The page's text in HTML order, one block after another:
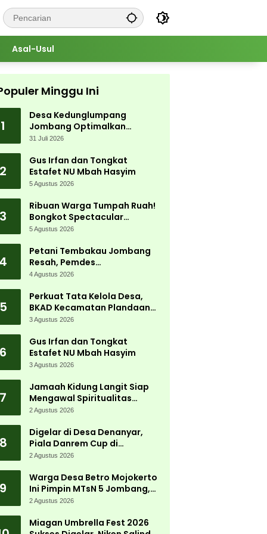
Asal-Usul
Minggu Ini
1
Desa Kedunglumpang
Jombang Optimalkan
Singkong Lokal, Warga Diajari
31 Juli 2026
2
Gus Irfan dan Tongkat
Estafet NU Mbah Hasyim
5 Agustus 2026
3
Ribuan Warga Tumpah Ruah!
Bongkot Spectacular
Carnival 2026 Jadi Pesta
Peterongan
5 Agustus 2026
4
Petani Tembakau Jombang
Resah, Pemdes
Tanjungwadung dan Disperta
4 Agustus 2026
5
Perkuat Tata Kelola Desa,
BKAD Kecamatan Plandaan
Gelar Pelatihan Aparatur
3 Agustus 2026
6
Gus Irfan dan Tongkat
Estafet NU Mbah Hasyim
3 Agustus 2026
7
Jamaah Kidung Langit Siap
Mengawal Spiritualitas
Muktamar NU
2 Agustus 2026
8
Digelar di Desa Denanyar,
Piala Danrem Cup di
Jombang Fokus Cetak Bibit
2 Agustus 2026
9
Warga Desa Betro Mojokerto
Ini Pimpin MTsN 5 Jombang,
Kembali Mengabdi di
2 Agustus 2026
Miagan Umbrella Fest 2026